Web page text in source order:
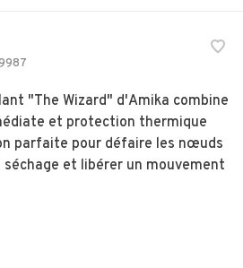
"The Wizard" d'Amika combine
et protection thermique
parfaite pour défaire les nœuds
séchage et libérer un mouvement